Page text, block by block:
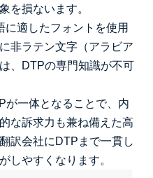
を損ないます。
に適したフォントを使用
非ラテン文字（アラビア
、DTPの専門知識が不可
が一体となることで、内
な訴求力も兼ね備えた高
訳会社にDTPまで一貫し
しやすくなります。